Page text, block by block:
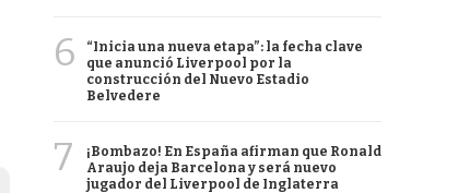
6
“Inicia una nueva etapa”: la fecha clave
que anunció Liverpool por la
construcción del Nuevo Estadio
Belvedere
7
¡Bombazo! En España afirman que Ronald
Araujo deja Barcelona y será nuevo
jugador del Liverpool de Inglaterra